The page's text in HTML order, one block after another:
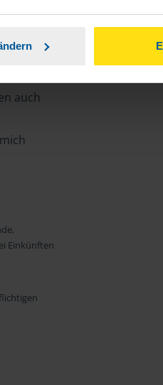
zu
auch
Einkünften